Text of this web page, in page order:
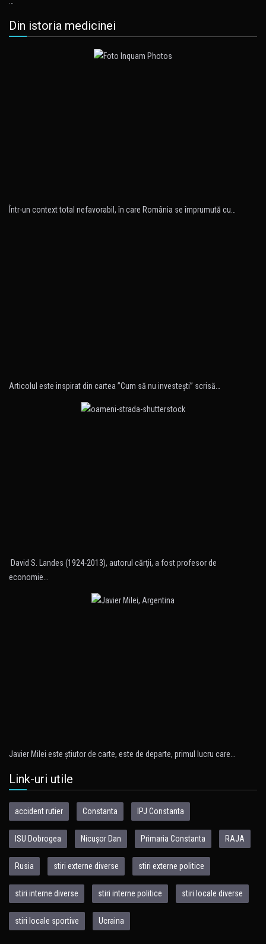
Din istoria medicinei
Într-un context total nefavorabil, în care România se împrumută cu…
Articolul este inspirat din cartea ”Cum să nu investeşti” scrisă…
David S. Landes (1924-2013), autorul cărţii, a fost profesor de
economie…
Javier Milei este ştiutor de carte, este de departe, primul lucru care…
Link-uri utile
accident rutier Constanta IPJ Constanta
ISU Dobrogea Nicușor Dan Primaria Constanta RAJA
Rusia stiri externe diverse stiri externe politice
stiri interne diverse stiri interne politice stiri locale diverse
stiri locale sportive Ucraina